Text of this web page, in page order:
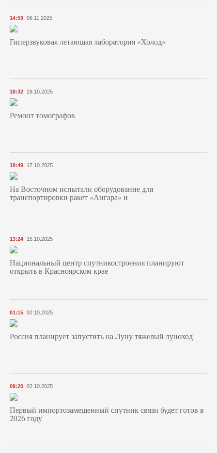
14:59 06.11.2025
Гиперзвуковая летающая лаборатория «Холод»
18:32 28.10.2025
Ремонт томографов
18:49 17.10.2025
На Восточном испытали оборудование для
транспортировки ракет «Ангара» и
13:24 15.10.2025
Национальный центр спутникостроения планируют
открыть в Красноярском крае
01:15 02.10.2025
Россия планирует запустить на Луну тяжелый луноход
09:20 02.10.2025
Первый импортозамещенный спутник связи будет готов в
2026 году